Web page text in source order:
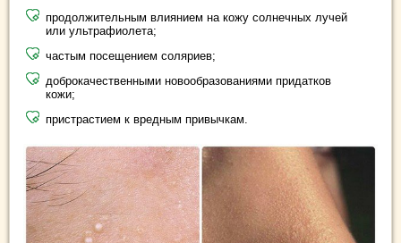
продолжительным влиянием на кожу солнечных лучей
или ультрафиолета;
частым посещением соляриев;
доброкачественными новообразованиями придатков
кожи;
пристрастием к вредным привычкам.